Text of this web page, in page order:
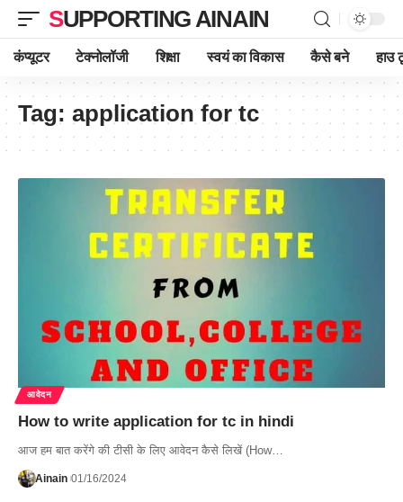
SUPPORTING AINAIN
कंप्यूटर टेक्नोलॉजी शिक्षा स्वयं का विकास कैसे बने हाउ
Tag: application for tc
आवेदन
How to write application for tc in hindi
आज हम बात करेंगे की टीसी के लिए आवेदन कैसे लिखें (How…
Ainain 01/16/2024